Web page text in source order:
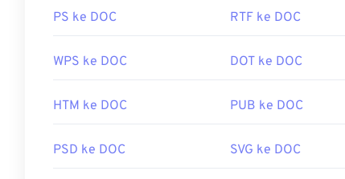
PS ke DOC RTF ke DOC
WPS ke DOC DOT ke DOC
HTM ke DOC PUB ke DOC
PSD ke DOC SVG ke DOC